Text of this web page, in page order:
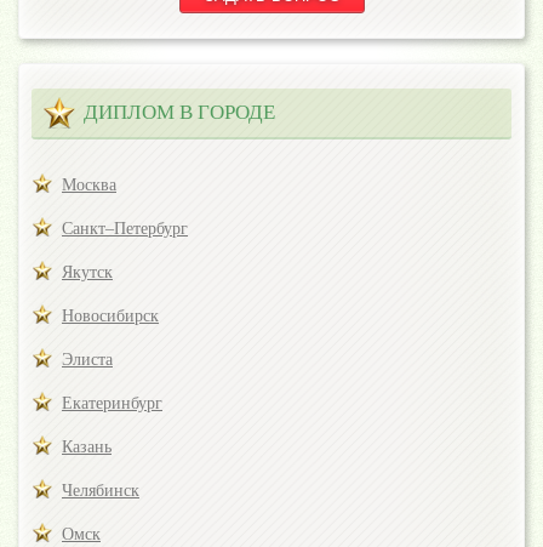
ДИПЛОМ В ГОРОДЕ
Москва
Санкт–Петербург
Якутск
Новосибирск
Элиста
Екатеринбург
Казань
Челябинск
Омск